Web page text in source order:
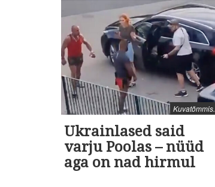
Kuvatõmmis.
Ukrainlased said
varju Poolas – nüüd
aga on nad hirmul